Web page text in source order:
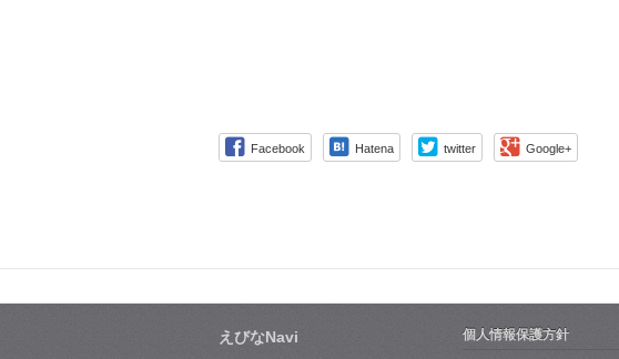
Facebook Hatena twitter Google+
えびなNavi 個人情報保護方針